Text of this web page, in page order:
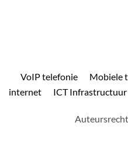
VoIP telefonie Mobiele
internet
ICT Infrastructuur